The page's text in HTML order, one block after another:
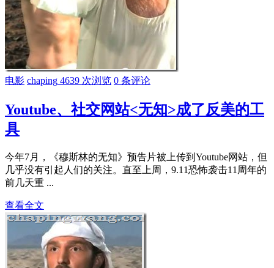
电影 chaping 4639 次浏览 0 条评论
Youtube、社交网站<无知>成了反美的工
具
今年7月，《穆斯林的无知》预告片被上传到Youtube网站，但
几乎没有引起人们的关注。直至上周，9.11恐怖袭击11周年的
前几天重 ...
查看全文